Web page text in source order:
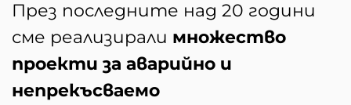
През последните над 20 години
сме реализирали множество
проекти за аварийно и
непрекъсваемо